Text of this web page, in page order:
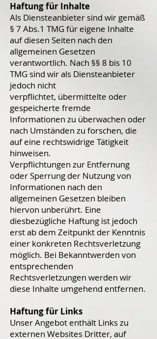
Haftung für Inhalte
Als Diensteanbieter sind wir gemäß
§ 7 Abs.1 TMG für eigene Inhalte
auf diesen Seiten nach den
allgemeinen Gesetzen
verantwortlich. Nach §§ 8 bis 10
TMG sind wir als Diensteanbieter
jedoch nicht
verpflichtet, übermittelte oder
gespeicherte fremde
Informationen zu überwachen oder
nach Umständen zu forschen, die
auf eine rechtswidrige Tätigkeit
hinweisen.
Verpflichtungen zur Entfernung
oder Sperrung der Nutzung von
Informationen nach den
allgemeinen Gesetzen bleiben
hiervon unberührt. Eine
diesbezügliche Haftung ist jedoch
erst ab dem Zeitpunkt der Kenntnis
einer konkreten Rechtsverletzung
möglich. Bei Bekanntwerden von
entsprechenden
Rechtsverletzungen werden wir
diese Inhalte umgehend entfernen.
Haftung für Links
Unser Angebot enthält Links zu
externen Websites Dritter, auf